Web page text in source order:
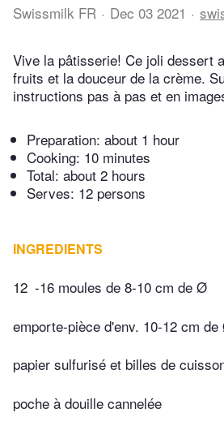
Swissmilk FR Dec 03 2021
Vive la pâtisserie! Ce joli dessert
fruits et la douceur de la crème.
instructions pas à pas et en
Preparation: about 1 hour
Cooking: 10 minutes
Total: about 2 hours
Serves: 12 persons
INGREDIENTS
12 -16 moules de 8-10 cm de Ø
emporte-pièce d'env. 10-12 cm
papier sulfurisé et billes de
poche à douille cannelée